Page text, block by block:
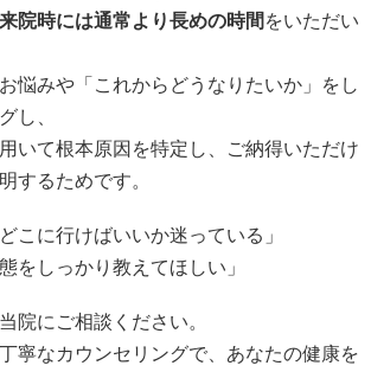
院時には通常より長めの時間 をいただい
悩みや「これからどうなりたいか」をし
し、
いて根本原因を特定し、ご納得いただけ
するためです。
こに行けばいいか迷っている」
をしっかり教えてほしい」
院にご相談ください。
寧なカウンセリングで、あなたの健康を